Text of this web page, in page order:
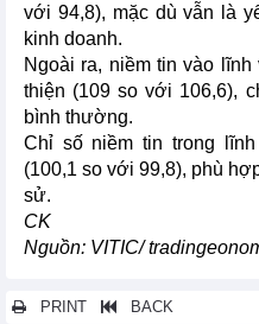
với 94,8), mặc dù vẫn là
kinh doanh.
Ngoài ra, niềm tin vào
thiện (109 so với 106,6),
bình thường.
Chỉ số niềm tin trong
(100,1 so với 99,8), phù
sử.
CK
Nguồn: VITIC/
PRINT BACK